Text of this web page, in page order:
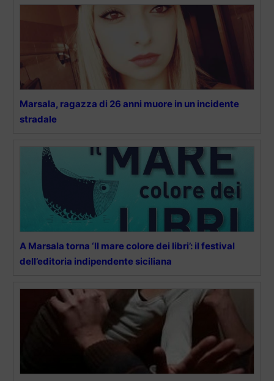
Marsala, ragazza di 26 anni muore in un incidente
stradale
A Marsala torna ‘ll mare colore dei libri’: il festival
dell’editoria indipendente siciliana